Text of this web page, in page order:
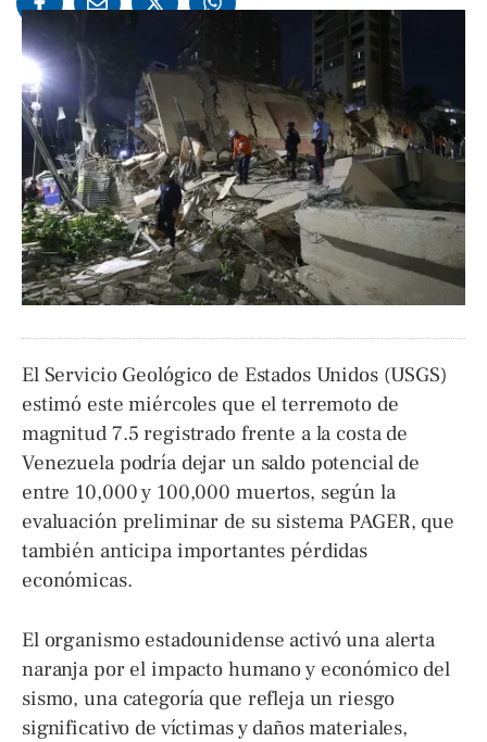
El Servicio Geológico de Estados Unidos (USGS)
estimó este miércoles que el terremoto de
magnitud 7.5 registrado frente a la costa de
Venezuela podría dejar un saldo potencial de
entre 10,000 y 100,000 muertos, según la
evaluación preliminar de su sistema PAGER, que
también anticipa importantes pérdidas
económicas.
El organismo estadounidense activó una alerta
naranja por el impacto humano y económico del
sismo, una categoría que refleja un riesgo
significativo de víctimas y daños materiales,